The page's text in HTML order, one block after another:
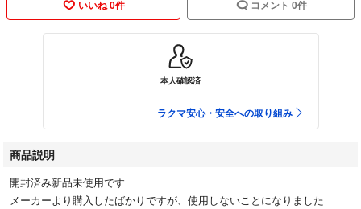
いいね 0件 コメント 0件
本人確認済
ラクマ安心・安全への取り組み
商品説明
開封済み新品未使用です
メーカーより購入したばかりですが、使用しないことになりました